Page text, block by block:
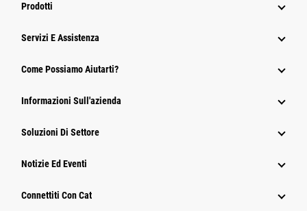
Prodotti
Servizi E Assistenza
Come Possiamo Aiutarti?
Informazioni Sull'azienda
Soluzioni Di Settore
Notizie Ed Eventi
Connettiti Con Cat